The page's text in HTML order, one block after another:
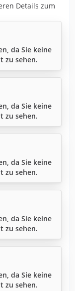
Details zum
da Sie keine
zu sehen.
da Sie keine
zu sehen.
da Sie keine
zu sehen.
da Sie keine
zu sehen.
da Sie keine
zu sehen.